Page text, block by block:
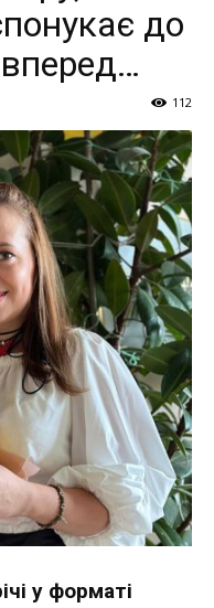
до
вперед…
112
у форматі